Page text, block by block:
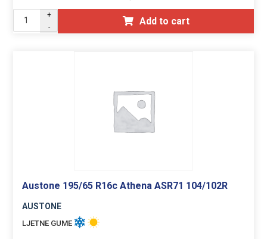
+
-
Add to cart
Austone 195/65 R16c Athena ASR71 104/102R
AUSTONE
LJETNE GUME